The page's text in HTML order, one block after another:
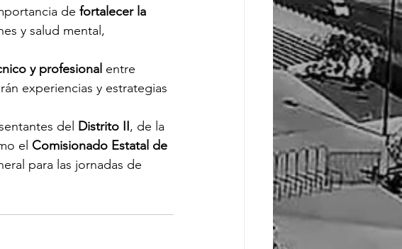
de fortalecer la
y salud mental,
y profesional entre
experiencias y estrategias
del Distrito II, de la
el Comisionado Estatal de
para las jornadas de